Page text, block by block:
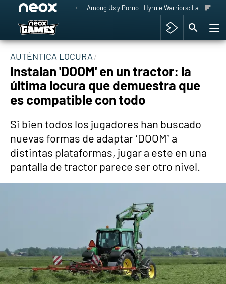
Among Us y Porno Hyrule Warriors: La Era del
AUTÉNTICA LOCURA
Instalan 'DOOM' en un tractor: la
última locura que demuestra que
es compatible con todo
Si bien todos los jugadores han buscado
nuevas formas de adaptar ‘DOOM’ a
distintas plataformas, jugar a este en una
pantalla de tractor parece ser otro nivel.